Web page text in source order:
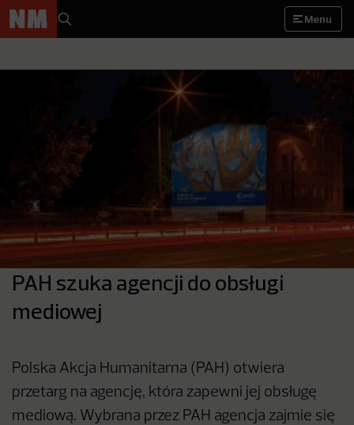
Menu
PAH szuka agencji do obsługi
mediowej
Polska Akcja Humanitarna (PAH) otwiera
przetarg na agencję, która zapewni jej obsługę
mediową. Wybrana przez PAH agencja zajmie się